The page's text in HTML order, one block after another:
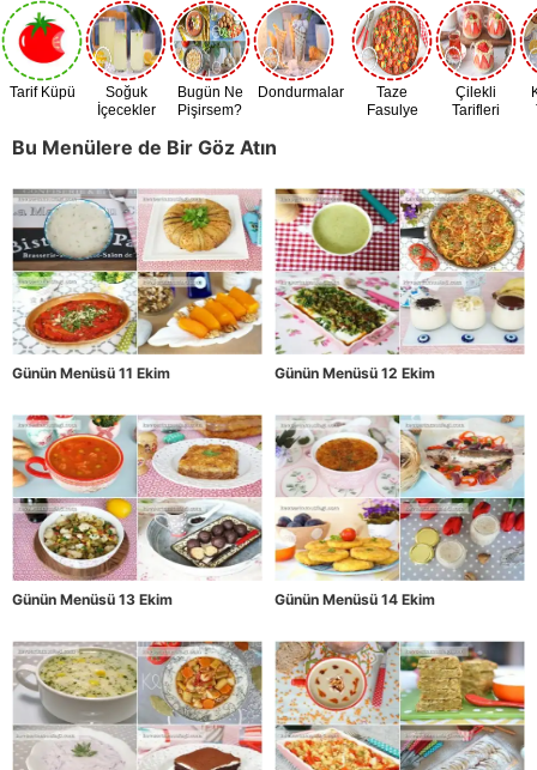
Tarif Küpü
Soğuk
İçecekler
Bugün Ne
Pişirsem?
Dondurmalar
Taze
Fasulye
Çilekli
Tarifleri
Bu Menülere de Bir Göz Atın
Günün Menüsü 11 Ekim Günün Menüsü 12 Ekim
Günün Menüsü 13 Ekim Günün Menüsü 14 Ekim